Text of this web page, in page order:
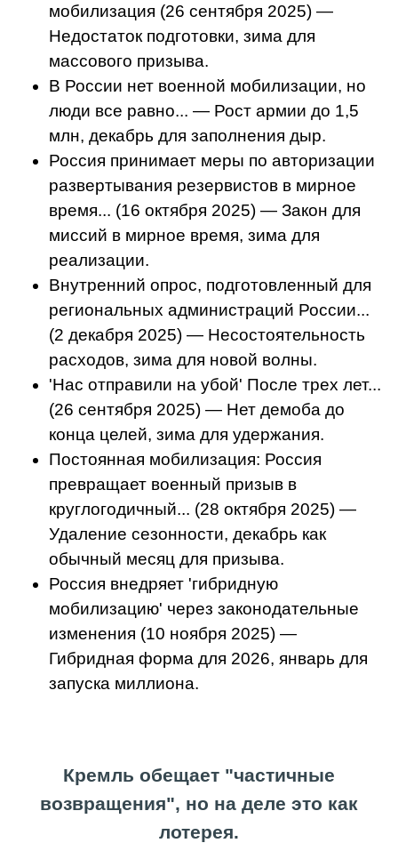
мобилизация (26 сентября 2025) —
Недостаток подготовки, зима для
массового призыва.
В России нет военной мобилизации, но
люди все равно... — Рост армии до 1,5
млн, декабрь для заполнения дыр.
Россия принимает меры по авторизации
развертывания резервистов в мирное
время... (16 октября 2025) — Закон для
миссий в мирное время, зима для
реализации.
Внутренний опрос, подготовленный для
региональных администраций России...
(2 декабря 2025) — Несостоятельность
расходов, зима для новой волны.
'Нас отправили на убой' После трех лет...
(26 сентября 2025) — Нет демоба до
конца целей, зима для удержания.
Постоянная мобилизация: Россия
превращает военный призыв в
круглогодичный... (28 октября 2025) —
Удаление сезонности, декабрь как
обычный месяц для призыва.
Россия внедряет 'гибридную
мобилизацию' через законодательные
изменения (10 ноября 2025) —
Гибридная форма для 2026, январь для
запуска миллиона.
Кремль обещает "частичные
возвращения", но на деле это как
лотерея.